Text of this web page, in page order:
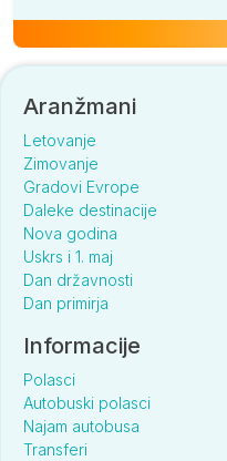
Aranžmani
Letovanje
Zimovanje
Gradovi Evrope
Daleke destinacije
Nova godina
Uskrs i 1. maj
Dan državnosti
Dan primirja
Informacije
Polasci
Autobuski polasci
Najam autobusa
Transferi